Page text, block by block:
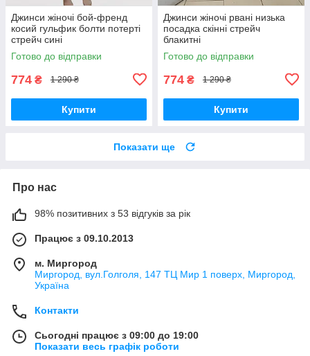
Джинси жіночі бой-френд
косий гульфик болти потерті
стрейч сині
Готово до відправки
774 ₴ 1 290 ₴
Купити
Джинси жіночі рвані низька
посадка скінні стрейч
блакитні
Готово до відправки
774 ₴ 1 290 ₴
Купити
Показати ще
Про нас
98% позитивних з 53 відгуків за рік
Працює з 09.10.2013
м. Миргород
Миргород, вул.Голголя, 147 ТЦ Мир 1 поверх, Миргород,
Україна
Контакти
Сьогодні працює з 09:00 до 19:00
Показати весь графік роботи